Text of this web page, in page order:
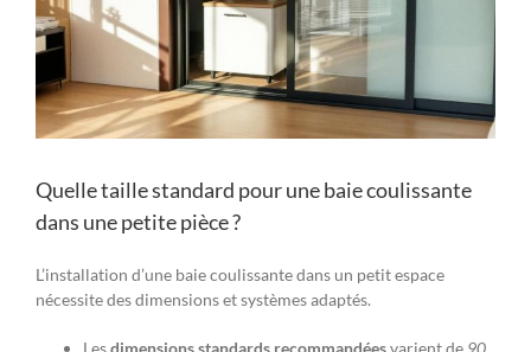
Quelle taille standard pour une baie coulissante
dans une petite pièce ?
L’installation d’une baie coulissante dans un petit espace
nécessite des dimensions et systèmes adaptés.
Lesdimensions standards recommandéesvarient de 90